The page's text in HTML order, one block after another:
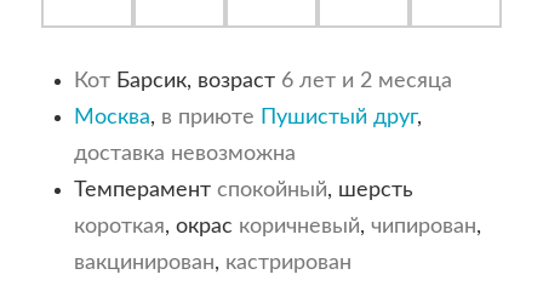
КотБарсик, возраст 6 лет и 2 месяца
Москва, в приюте Пушистый друг,
доставка невозможна
Темперамент спокойный, шерсть
короткая, окрас коричневый, чипирован,
вакцинирован, кастрирован